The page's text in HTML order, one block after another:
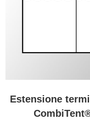
Estensione